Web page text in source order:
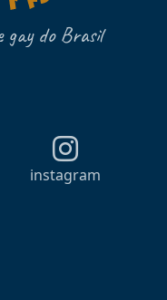
do Brasil
instagram